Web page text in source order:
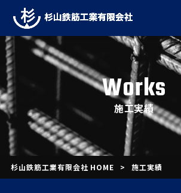
works
施工実績
杉山鉄筋工業有限会社 HOME > 施工実績